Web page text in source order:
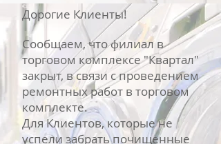
Дорогие Клиенты!
Сообщаем, что филиал в
торговом комплексе "Квартал"
закрыт, в связи с проведением
ремонтных работ в торговом
комплекте.
Для Клиентов, которые не
успели забрать почищенные